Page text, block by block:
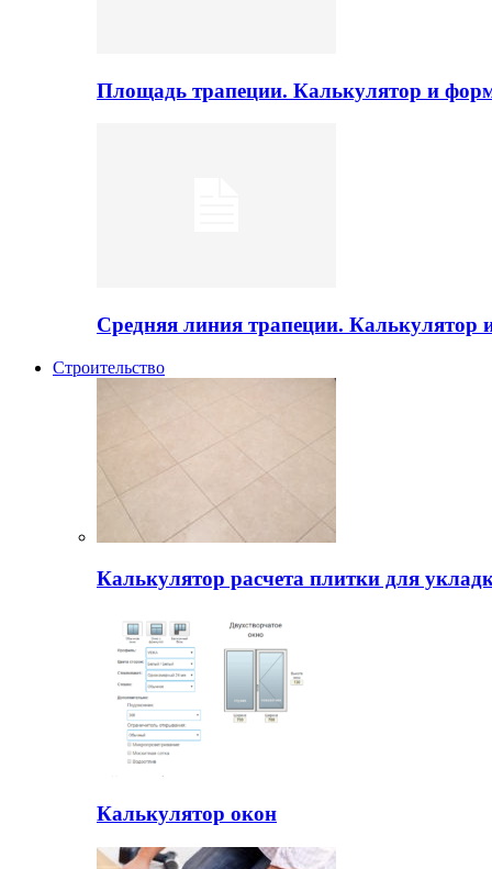
Площадь трапеции. Калькулятор и
Средняя линия трапеции.
Строительство
Калькулятор расчета плитки для
Калькулятор окон